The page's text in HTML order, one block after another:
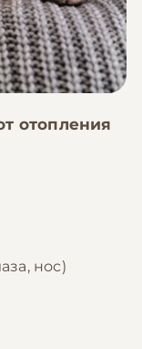
отопления
нос)